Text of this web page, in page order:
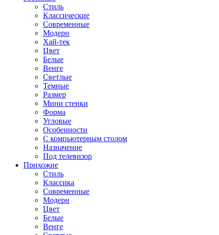
Стиль
Классические
Современные
Модерн
Хай-тек
Цвет
Белые
Венге
Светлые
Темные
Размер
Мини стенки
Форма
Угловые
Особенности
С компьютерным столом
Назначение
Под телевизор
Прихожие
Стиль
Классика
Современные
Модерн
Цвет
Белые
Венге